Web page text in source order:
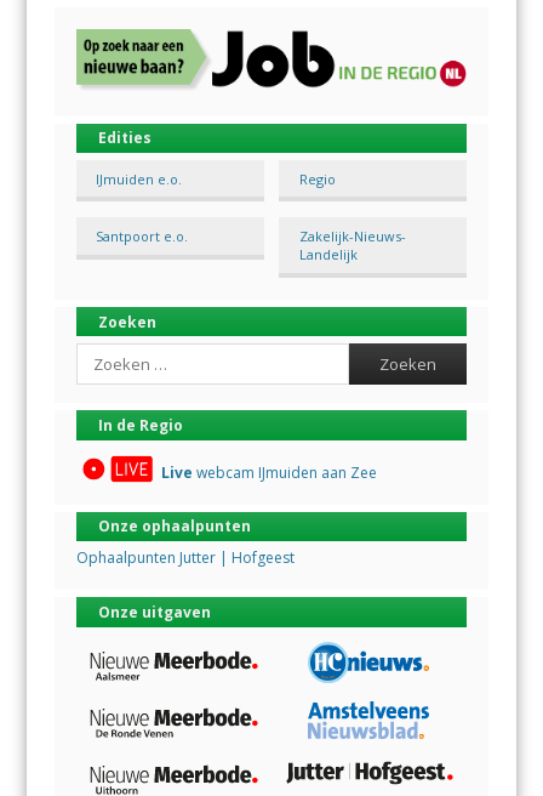
Edities
IJmuiden e.o. Regio
Santpoort e.o.
Zakelijk-Nieuws-
Landelijk
Zoeken
Search
In de Regio
Live webcam IJmuiden aan Zee
Onze ophaalpunten
Ophaalpunten Jutter | Hofgeest
Onze uitgaven